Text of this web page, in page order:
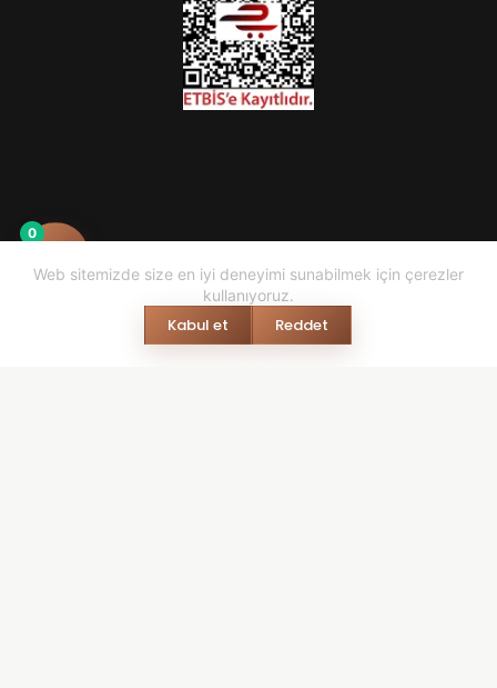
Web sitemizde size en iyi deneyimi sunabilmek için çerezler
kullanıyoruz.
Kabul et Reddet
0